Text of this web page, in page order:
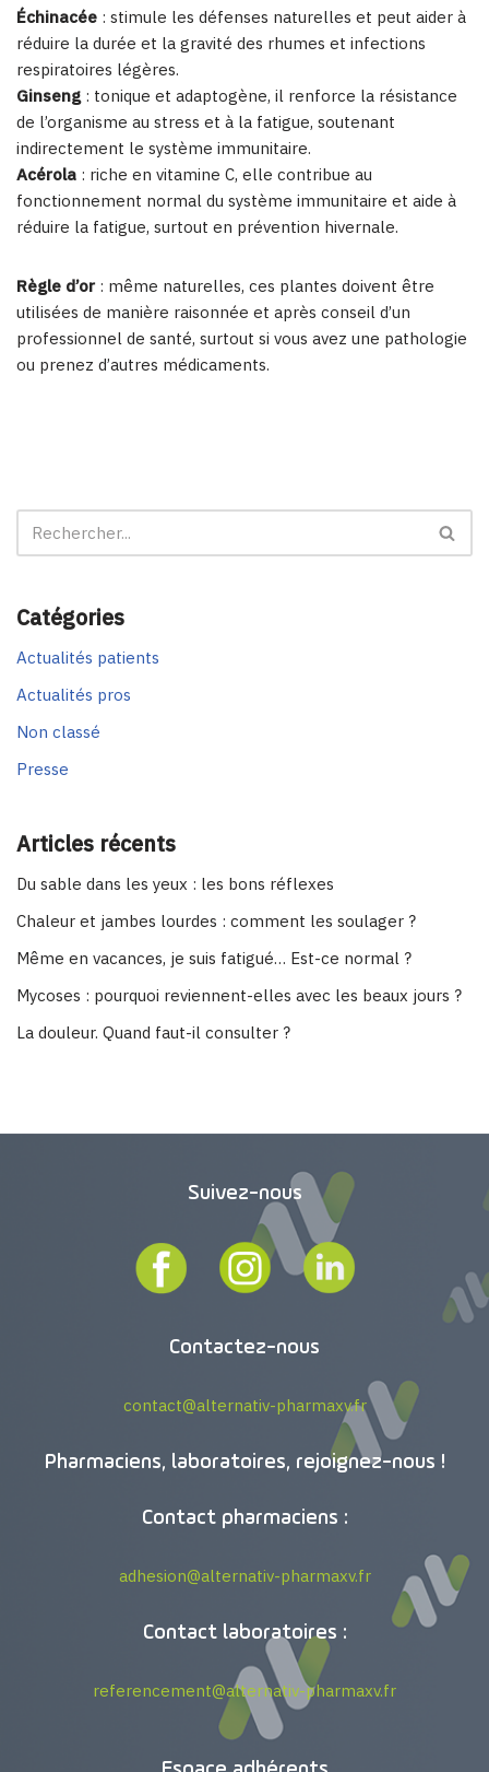
Échinacée : stimule les défenses naturelles et peut aider à
réduire la durée et la gravité des rhumes et infections
respiratoires légères.
Ginseng: tonique et adaptogène, il renforce la résistance
de l’organisme au stress et à la fatigue, soutenant
indirectement le système immunitaire.
Acérola : riche en vitamine C, elle contribue au
fonctionnement normal du système immunitaire et aide à
réduire la fatigue, surtout en prévention hivernale.
Règle d’or: même naturelles, ces plantes doivent être
utilisées de manière raisonnée et après conseil d’un
professionnel de santé, surtout si vous avez une pathologie
ou prenez d’autres médicaments.
Catégories
Actualités patients
Actualités pros
Non classé
Presse
Articles récents
Du sable dans les yeux : les bons réflexes
Chaleur et jambes lourdes : comment les soulager ?
Même en vacances, je suis fatigué… Est-ce normal ?
Mycoses : pourquoi reviennent-elles avec les beaux jours ?
La douleur. Quand faut-il consulter ?
Suivez-nous
Contactez-nous
contact@alternativ-pharmaxv.fr
Pharmaciens, laboratoires, rejoignez-nous !
Contact pharmaciens :
adhesion@alternativ-pharmaxv.fr
Contact laboratoires :
referencement@alternativ-pharmaxv.fr